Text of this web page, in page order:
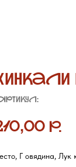
р.
Г овядина,